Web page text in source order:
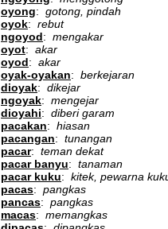
oyong: gotong, pindah
oyok: rebut
ngoyod: mengakar
oyot: akar
oyod: akar
oyak-oyakan: berkejaran
dioyak: dikejar
ngoyak: mengejar
dioyahi: diberi garam
pacakan: hiasan
pacangan: tunangan
pacar: teman dekat
pacar banyu: tanaman
pacar kuku: kitek, pewarna
pacas: pangkas
pancas: pangkas
macas: memangkas